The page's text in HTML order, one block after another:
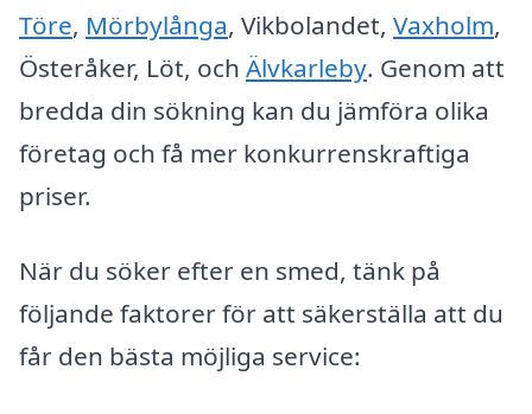
Töre, Mörbylånga, Vikbolandet, Vaxholm,
Österåker, Löt, och Älvkarleby. Genom att
bredda din sökning kan du jämföra olika
företag och få mer konkurrenskraftiga
priser.
När du söker efter en smed, tänk på
följande faktorer för att säkerställa att du
får den bästa möjliga service: